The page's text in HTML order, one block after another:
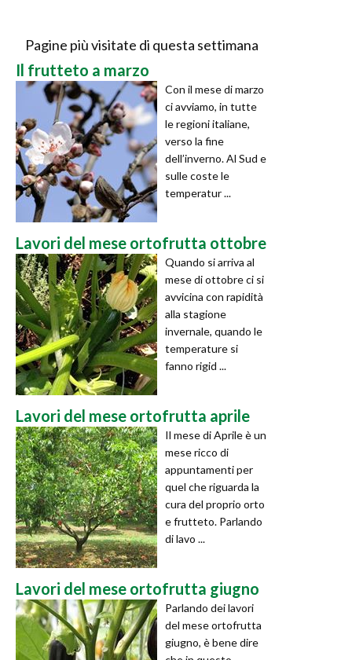
Pagine più visitate di questa settimana
Il frutteto a marzo
Con il mese di marzo
ci avviamo, in tutte
le regioni italiane,
verso la fine
dell’inverno. Al Sud e
sulle coste le
temperatur ...
Lavori del mese ortofrutta ottobre
Quando si arriva al
mese di ottobre ci si
avvicina con rapidità
alla stagione
invernale, quando le
temperature si
fanno rigid ...
Lavori del mese ortofrutta aprile
Il mese di Aprile è un
mese ricco di
appuntamenti per
quel che riguarda la
cura del proprio orto
e frutteto. Parlando
di lavo ...
Lavori del mese ortofrutta giugno
Parlando dei lavori
del mese ortofrutta
giugno, è bene dire